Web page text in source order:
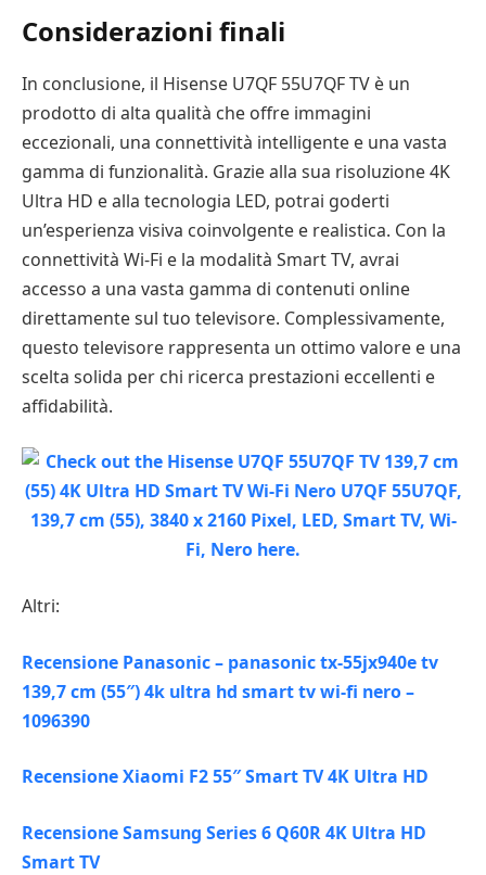
Considerazioni finali
In conclusione, il Hisense U7QF 55U7QF TV è un
prodotto di alta qualità che offre immagini
eccezionali, una connettività intelligente e una vasta
gamma di funzionalità. Grazie alla sua risoluzione 4K
Ultra HD e alla tecnologia LED, potrai goderti
un’esperienza visiva coinvolgente e realistica. Con la
connettività Wi-Fi e la modalità Smart TV, avrai
accesso a una vasta gamma di contenuti online
direttamente sul tuo televisore. Complessivamente,
questo televisore rappresenta un ottimo valore e una
scelta solida per chi ricerca prestazioni eccellenti e
affidabilità.
Altri:
Recensione Panasonic – panasonic tx-55jx940e tv
139,7 cm (55″) 4k ultra hd smart tv wi-fi nero –
1096390
Recensione Xiaomi F2 55″ Smart TV 4K Ultra HD
Recensione Samsung Series 6 Q60R 4K Ultra HD
Smart TV